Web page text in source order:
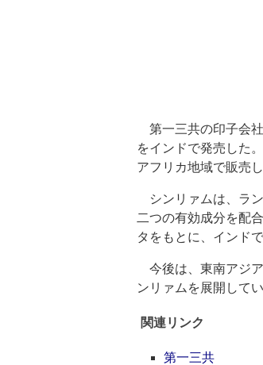
第一三共の印子会社
をインドで発売した
アフリカ地域で販売
シンリァムは、ラ
二つの有効成分を配
タをもとに、インド
今後は、東南アジ
ンリァムを展開してい
関連リンク
第一三共